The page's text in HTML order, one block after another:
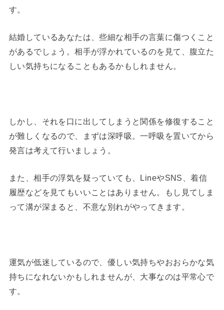
す。
結婚しているあなたは、些細な相手の言葉に傷つくこと
があるでしょう。相手が浮かれているのを見て、腹立た
しい気持ちになることもあるかもしれません。
しかし、それを口に出してしまうと関係を修復すること
が難しくなるので、まずは深呼吸。一呼吸を置いてから
発言は考えて行いましょう。
また、相手の浮気を疑っていても、LineやSNS、着信
履歴などを見てもいいことはありません。もし見てしま
って溝が深まると、不意な別れがやってきます。
運気が低迷しているので、優しい気持ちやおおらかな気
持ちになれないかもしれませんが、大事なのは平常心で
す。